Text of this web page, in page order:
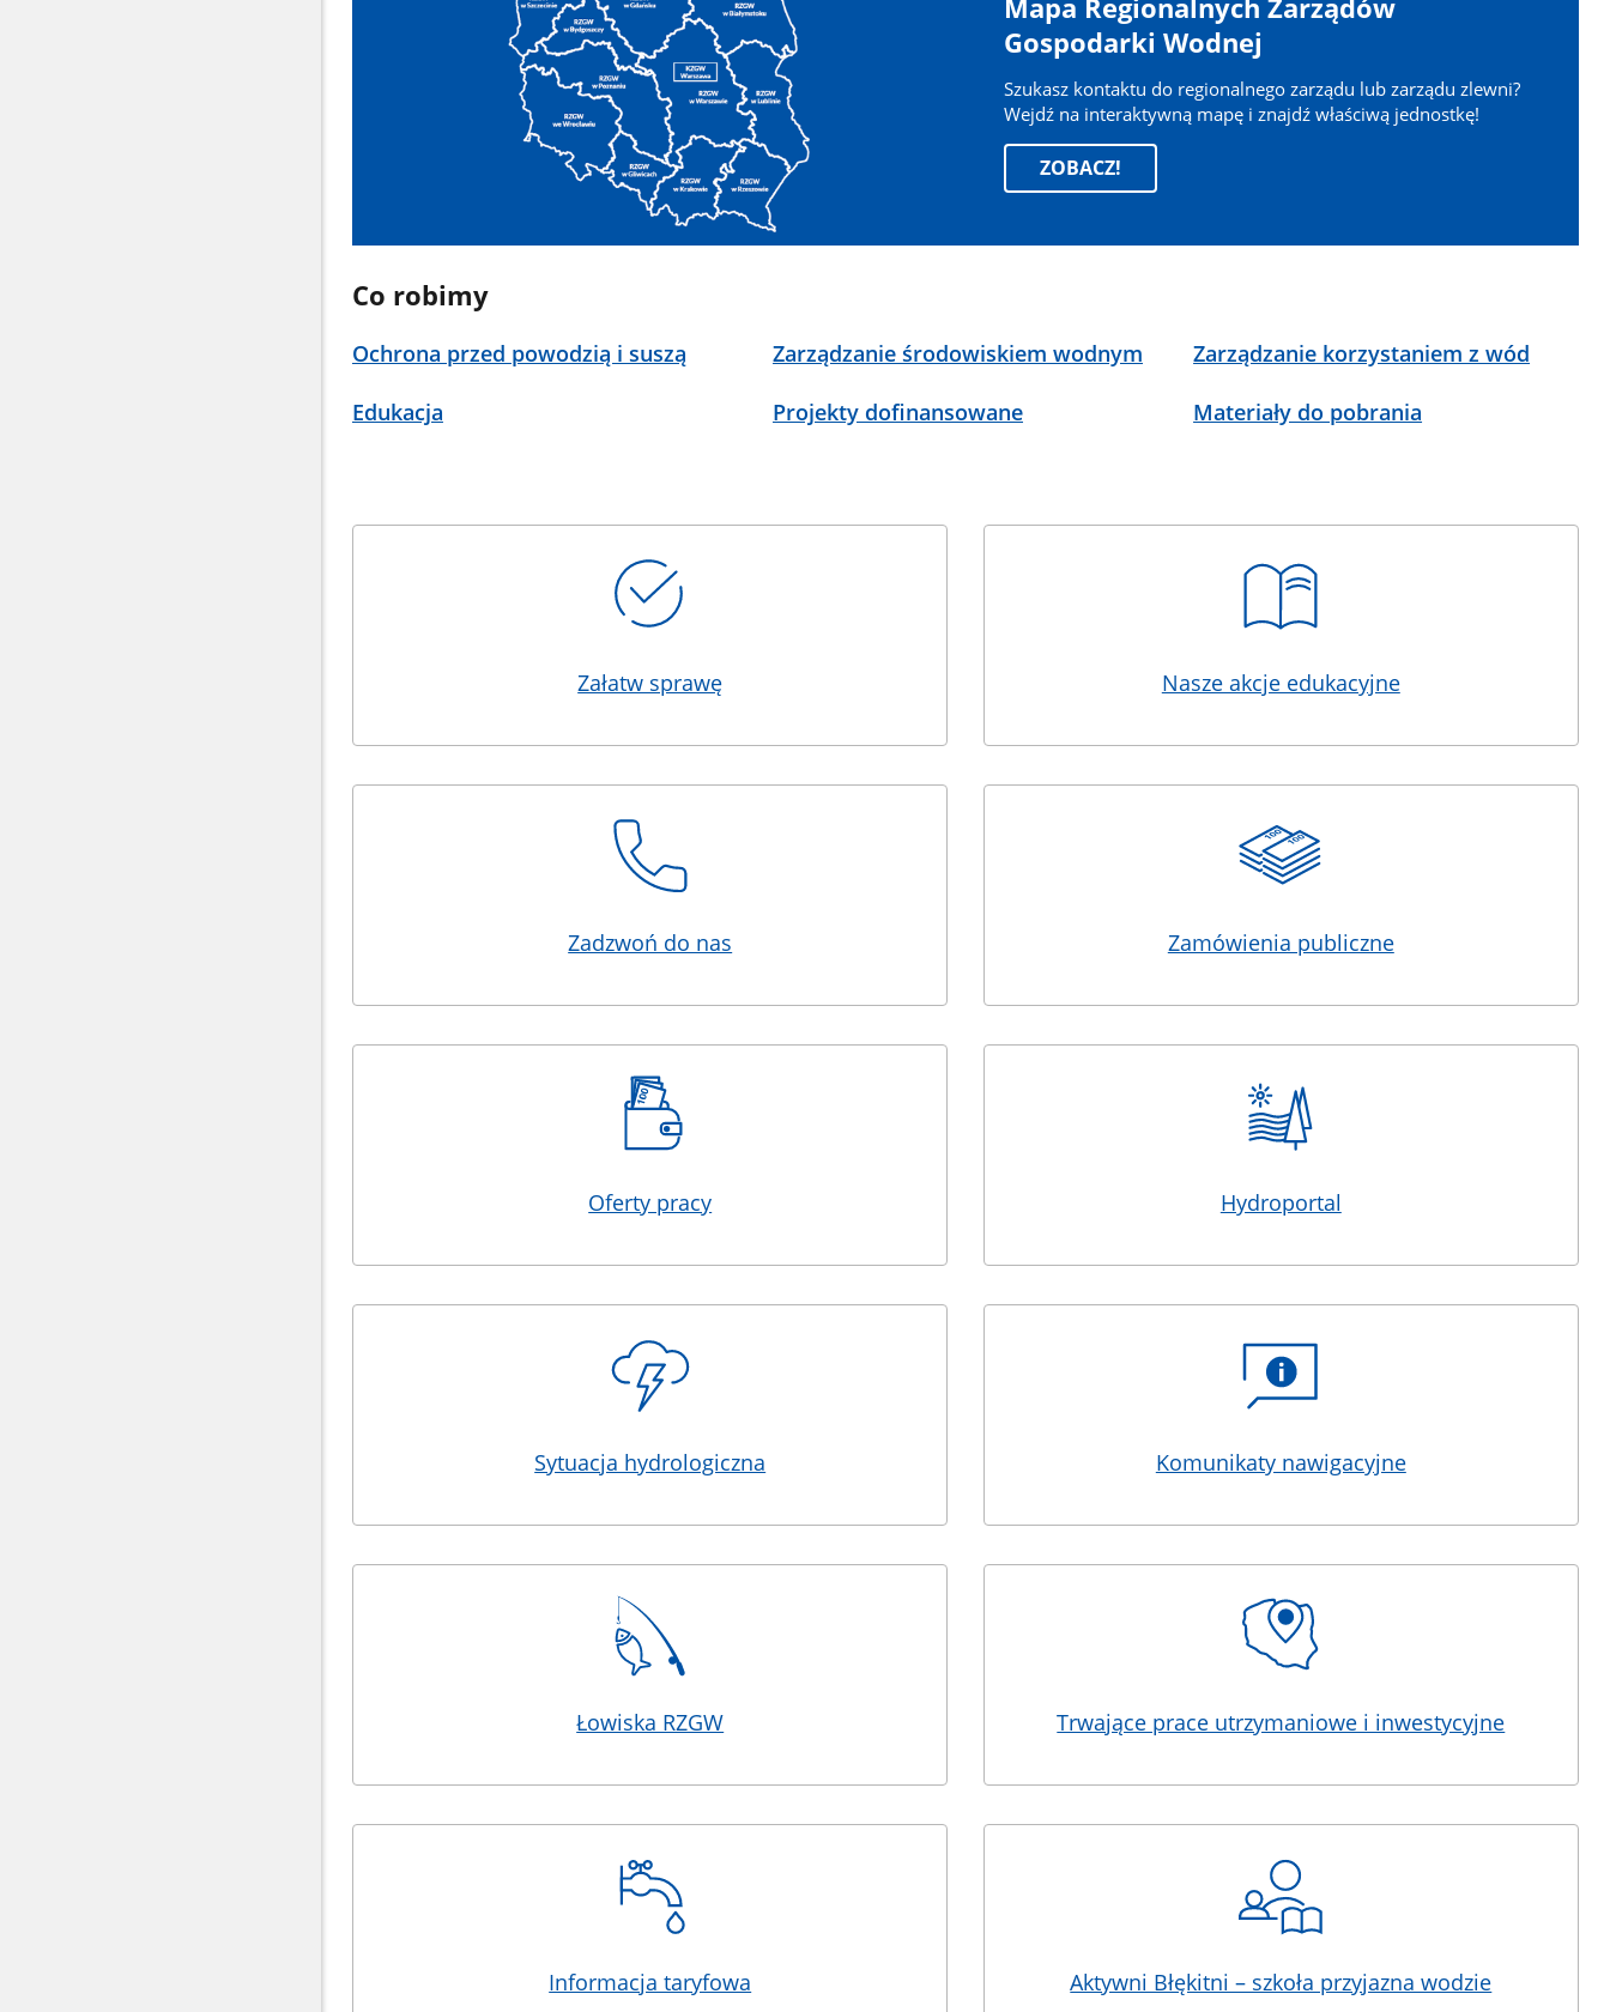
Mapa Regionalnych Zarządów
Gospodarki Wodnej
Szukasz kontaktu do regionalnego zarządu lub zarządu zlewni?
Wejdź na interaktywną mapę i znajdź właściwą jednostkę!
ZOBACZ!
Co robimy
Ochrona przed powodzią i suszą Zarządzanie środowiskiem wodnym Zarządzanie korzystaniem z wód
Edukacja Projekty dofinansowane Materiały do pobrania
Kafelki
Załatw sprawę Nasze akcje edukacyjne
Zadzwoń do nas Zamówienia publiczne
Oferty pracy Hydroportal
Sytuacja hydrologiczna Komunikaty nawigacyjne
Łowiska RZGW Trwające prace utrzymaniowe i inwestycyjne
Informacja taryfowa Aktywni Błękitni – szkoła przyjazna wodzie